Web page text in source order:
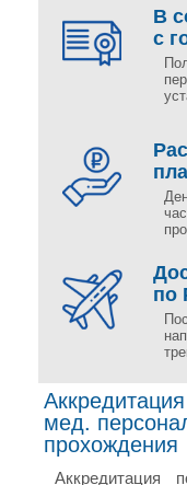
В
с
по
мед.
прохождения
Аккредитация